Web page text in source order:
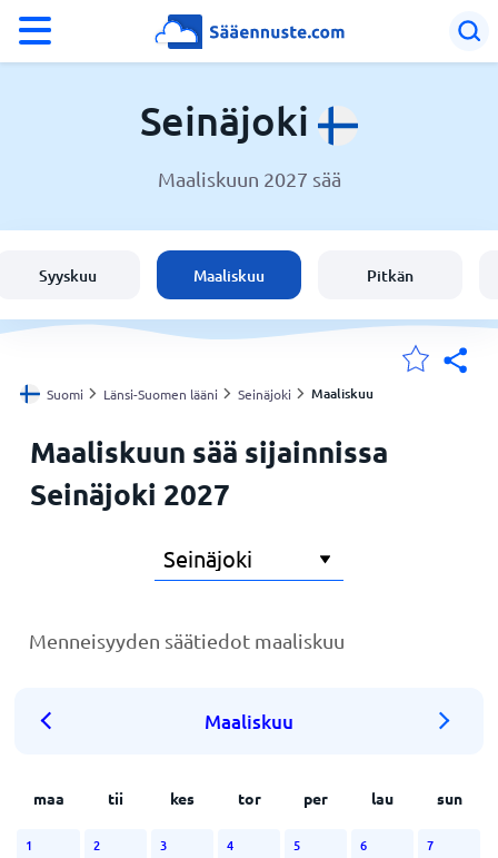
Sijaintini
Koti
Seinäjoki
Maaliskuun 2027 sää
Syyskuu Maaliskuu Pitkän
Suomi Länsi-Suomen lääni Seinäjoki Maaliskuu
Maaliskuun sää sijainnissa
Seinäjoki 2027
Menneisyyden säätiedot maaliskuu
Maaliskuu
maa tii kes tor per lau sun
1 2 3 4 5 6 7